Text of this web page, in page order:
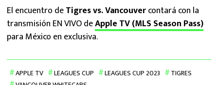
El encuentro deTigres vs. Vancouvercontará con la
transmisión EN VIVO deApple TV (MLS Season Pass)
para México en exclusiva.
APPLE TV LEAGUES CUP LEAGUES CUP 2023
TIGRES